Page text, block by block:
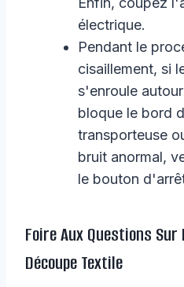
électrique.
Pendant le
cisaillement, si
s'enroule
bloque le bord
transporteuse
bruit anormal,
le bouton
Foire Aux Questions Sur
Découpe Textile